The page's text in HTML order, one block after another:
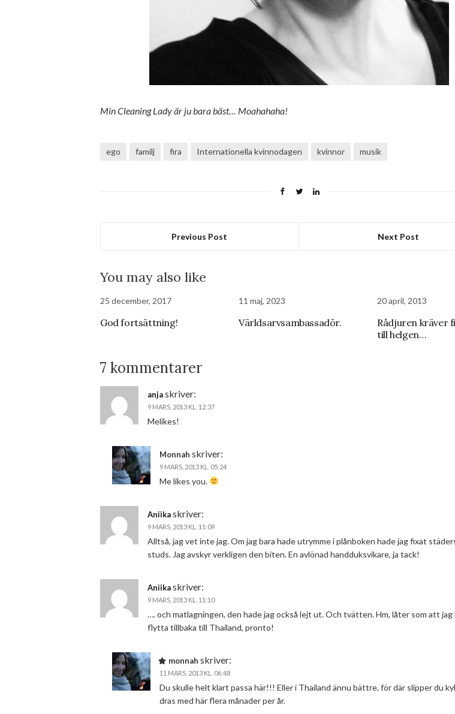
Min Cleaning Lady är ju bara bäst… Moahahaha!
ego familj fira Internationella kvinnodagen kvinnor musik
Previous Post Next Post
You may also like
25 december, 2017
God fortsättning!
11 maj, 2023
Världsarvsambassadör.
20 april, 2013
Rådjuren kräver
till helgen…
7 kommentarer
anjaskriver:
9 MARS, 2013 KL. 12:37
Melikes!
Monnah skriver:
9 MARS, 2013 KL. 05:24
Me likes you.
Aniikaskriver:
9 MARS, 2013 KL. 11:09
Alltså, jag vet inte jag. Om jag bara hade utrymme i plånboken hade jag fixat
studs. Jag avskyr verkligen den biten. En avlönad handduksvikare, ja tack!
Aniikaskriver:
9 MARS, 2013 KL. 11:10
…. och matlagningen, den hade jag också lejt ut. Och tvätten. Hm, låter som att jag
flytta tillbaka till Thailand, pronto!
monnah skriver:
11 MARS, 2013 KL. 06:48
Du skulle helt klart passa här!!! Eller i Thailand ännu bättre, för där slipper du
dras med här flera månader per år.